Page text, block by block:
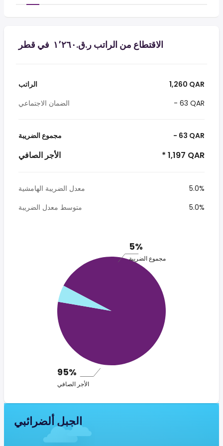
الاقتطاع من الراتب ر.ق.‏١٬٢٦٠ ‏ في قطر
الراتب
1,260 QAR
الضمان الاجتماعي
- 63 QAR
مجموع الضريبة - 63 QAR
الأجر الصافي * 1,197 QAR
معدل الضريبة الهامشية
5.0%
متوسط معدل الضريبة
5.0%
5%
مجموع الضريبة
95%
الأجر الصافي
الجبل ألضرائبي